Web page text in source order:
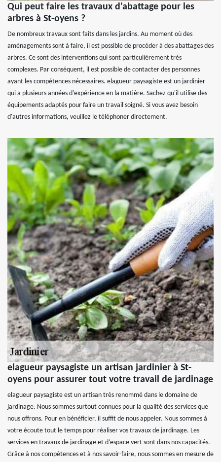
Qui peut faire les travaux d'abattage pour les
arbres à St-oyens ?
De nombreux travaux sont faits dans les jardins. Au moment où des
aménagements sont à faire, il est possible de procéder à des abattages des
arbres. Ce sont des interventions qui sont particulièrement très
complexes. Par conséquent, il est possible de contacter des personnes
ayant les compétences nécessaires. elagueur paysagiste est un jardinier
qui a plusieurs années d'expérience en la matière. Sachez qu'il utilise des
équipements adaptés pour faire un travail soigné. Si vous avez besoin
d'autres informations, veuillez le téléphoner directement.
elagueur paysagiste un artisan jardinier à St-
oyens pour assurer tout votre travail de jardinage
elagueur paysagiste est un artisan très renommé dans le domaine de
jardinage. Nous sommes surtout connues pour la qualité des services que
nous offrons. Pour en bénéficier, il suffit de nous appeler. Nous sommes à
votre écoute tout le temps pour réaliser vos travaux de jardinage. Les
services en travaux de jardinage et d’espace vert sont dans nos capacités.
Grâce à nos compétences et à nos savoir-faire, nous sommes en mesure de